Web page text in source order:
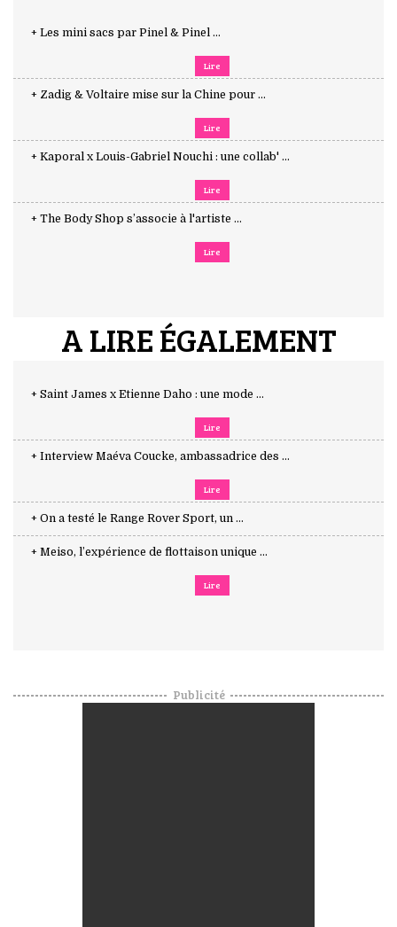
+ Les mini sacs par Pinel & Pinel ...
Lire
+ Zadig & Voltaire mise sur la Chine pour ...
Lire
+ Kaporal x Louis-Gabriel Nouchi : une collab' ...
Lire
+ The Body Shop s’associe à l'artiste ...
Lire
A LIRE ÉGALEMENT
+ Saint James x Etienne Daho : une mode ...
Lire
+ Interview Maéva Coucke, ambassadrice des ...
Lire
+ On a testé le Range Rover Sport, un ...
+ Meiso, l’expérience de flottaison unique ...
Lire
Publicité